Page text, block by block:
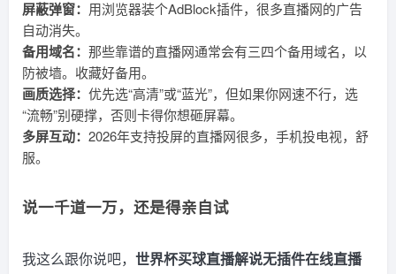
屏蔽弹窗： 用浏览器装个AdBlock插件，很多直播网的广告
自动消失。
备用域名： 那些靠谱的直播网通常会有三四个备用域名，以
防被墙。收藏好备用。
画质选择： 优先选“高清”或“蓝光”，但如果你网速不行，选
“流畅”别硬撑，否则卡得你想砸屏幕。
多屏互动： 2026年支持投屏的直播网很多，手机投电视，舒
服。
说一千道一万，还是得亲自试
我这么跟你说吧， 世界杯买球直播解说无插件在线直播